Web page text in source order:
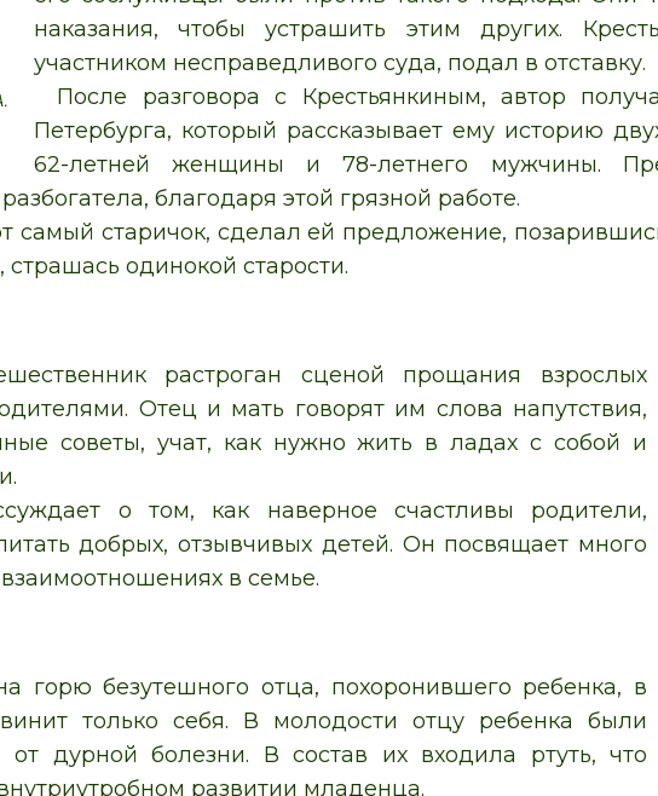
наказания, чтобы устрашить этим других.
участником несправедливого суда, подал в отставку.
После разговора с Крестьянкиным, автор
Петербурга, который рассказывает ему историю
62-летней женщины и 78-летнего мужчины.
благодаря этой грязной работе.
самый старичок, сделал ей предложение,
одинокой старости.
растроган сценой прощания взрослых
Отец и мать говорят им слова напутствия,
советы, учат, как нужно жить в ладах с собой и
о том, как наверное счастливы родители,
добрых, отзывчивых детей. Он посвящает много
в семье.
горю безутешного отца, похоронившего ребенка, в
только себя. В молодости отцу ребенка были
от дурной болезни. В состав их входила ртуть, что
развитии младенца.